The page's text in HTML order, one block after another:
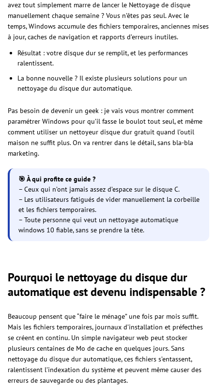
avez tout simplement marre de lancer le Nettoyage de disque
manuellement chaque semaine ? Vous n’êtes pas seul. Avec le
temps, Windows accumule des fichiers temporaires, anciennes mises
à jour, caches de navigation et rapports d’erreurs inutiles.
Résultat : votre disque dur se remplit, et les performances
ralentissent.
La bonne nouvelle ? Il existe plusieurs solutions pour un
nettoyage du disque dur automatique.
Pas besoin de devenir un geek : je vais vous montrer comment
paramétrer Windows pour qu’il fasse le boulot tout seul, et même
comment utiliser un nettoyeur disque dur gratuit quand l’outil
maison ne suffit plus. On va rentrer dans le détail, sans bla-bla
marketing.
🎯 À qui profite ce guide ?
– Ceux qui n’ont jamais assez d’espace sur le disque C.
– Les utilisateurs fatigués de vider manuellement la corbeille
et les fichiers temporaires.
– Toute personne qui veut un nettoyage automatique
windows 10 fiable, sans se prendre la tête.
Pourquoi le nettoyage du disque dur
automatique est devenu indispensable ?
Beaucoup pensent que “faire le ménage” une fois par mois suffit.
Mais les fichiers temporaires, journaux d’installation et préfecthes
se créent en continu. Un simple navigateur web peut stocker
plusieurs centaines de Mo de cache en quelques jours. Sans
nettoyage du disque dur automatique, ces fichiers s’entassent,
ralentissent l’indexation du système et peuvent même causer des
erreurs de sauvegarde ou des plantages.